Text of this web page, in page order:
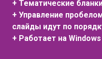
+ Тематические
+ Управление
слайды идут по
+ Работает на